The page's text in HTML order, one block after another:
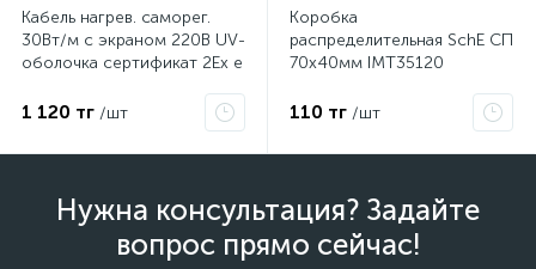
Кабель нагрев. саморег.
30Вт/м с экраном 220В UV-
оболочка сертификат 2Ex e
PHC-30
1 120 тг /шт
Коробка
распределительная SchE СП
70х40мм IMT35120
110 тг /шт
Нужна консультация? Задайте
вопрос прямо сейчас!